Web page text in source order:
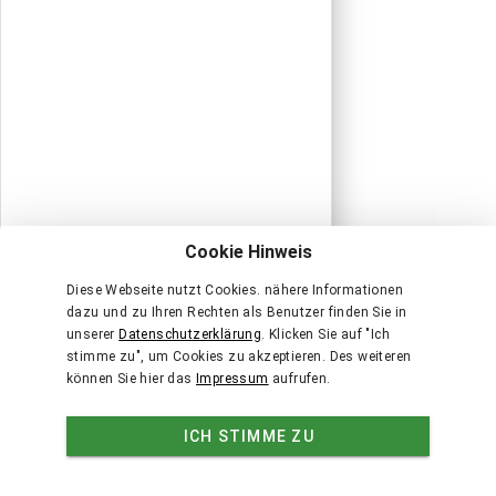
Cookie Hinweis
Diese Webseite nutzt Cookies. nähere Informationen
dazu und zu Ihren Rechten als Benutzer finden Sie in
unserer Datenschutzerklärung. Klicken Sie auf "Ich
stimme zu", um Cookies zu akzeptieren. Des weiteren
können Sie hier das Impressum aufrufen.
ICH STIMME ZU